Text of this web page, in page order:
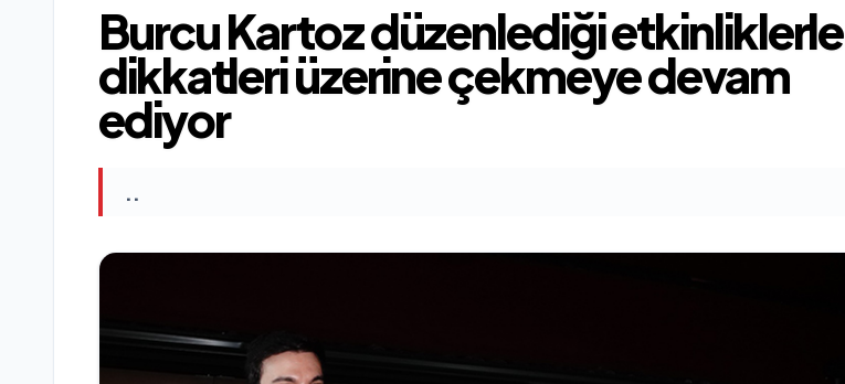
Burcu Kartoz düzenlediği etkinliklerle
dikkatleri üzerine çekmeye devam
ediyor
..